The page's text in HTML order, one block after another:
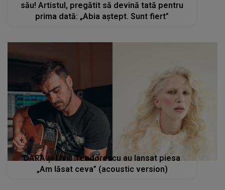
său! Artistul, pregătit să devină tată pentru
prima dată: „Abia aștept. Sunt fiert”
DARA și Liviu Teodorescu au lansat piesa
„Am lăsat ceva” (acoustic version)